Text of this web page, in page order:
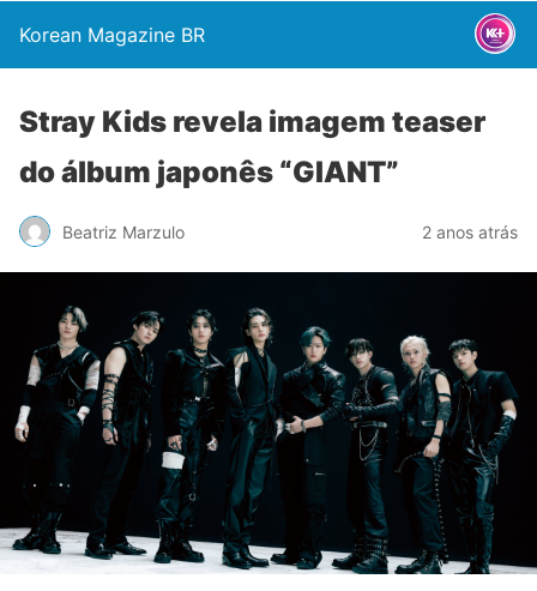
Korean Magazine BR
Stray Kids revela imagem teaser
do álbum japonês “GIANT”
Beatriz Marzulo 2 anos atrás